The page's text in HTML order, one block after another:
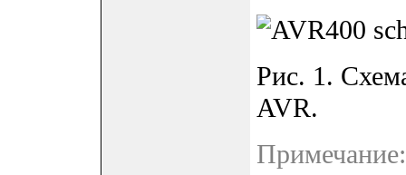
Рис. 1.
AVR.